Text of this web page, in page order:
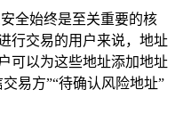
全始终是至关重要的核
行交易的用户来说，地址
可以为这些地址添加地址
易方”“待确认风险地址”